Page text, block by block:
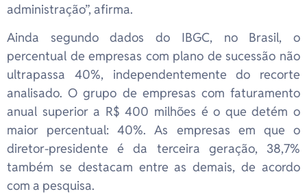
administração”, afirma.
Ainda segundo dados do IBGC, no Brasil, o
percentual de empresas com plano de sucessão não
ultrapassa 40%, independentemente do recorte
analisado. O grupo de empresas com faturamento
anual superior a R$ 400 milhões é o que detém o
maior percentual: 40%. As empresas em que o
diretor-presidente é da terceira geração, 38,7%
também se destacam entre as demais, de acordo
com a pesquisa.